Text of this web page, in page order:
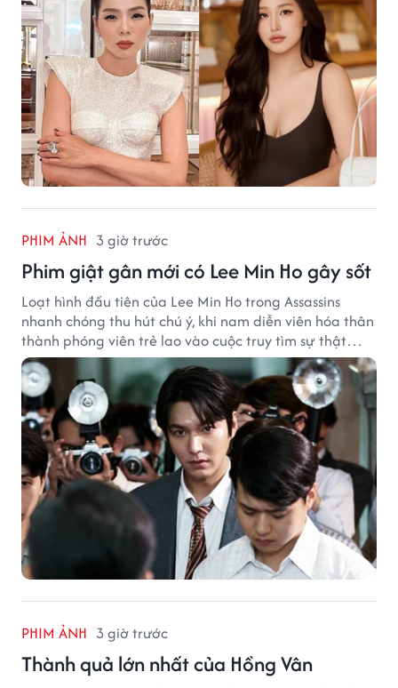
PHIM ẢNH 3 giờ trước
Phim giật gân mới có Lee Min Ho gây sốt
Loạt hình đầu tiên của Lee Min Ho trong Assassins
nhanh chóng thu hút chú ý, khi nam diễn viên hóa thân
thành phóng viên trẻ lao vào cuộc truy tìm sự thật
phía sau một vụ ám sát gây chấn động Hàn Quốc.
PHIM ẢNH 3 giờ trước
Thành quả lớn nhất của Hồng Vân